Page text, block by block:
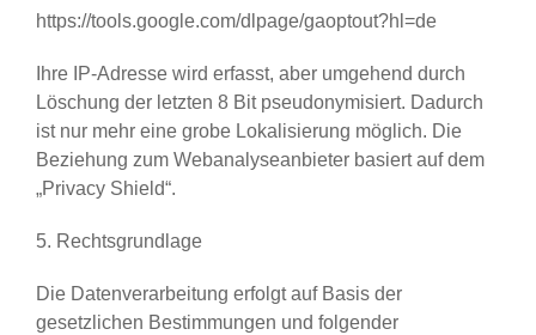
https://tools.google.com/dlpage/gaoptout?hl=de
Ihre IP-Adresse wird erfasst, aber umgehend durch
Löschung der letzten 8 Bit pseudonymisiert. Dadurch
ist nur mehr eine grobe Lokalisierung möglich. Die
Beziehung zum Webanalyseanbieter basiert auf dem
„Privacy Shield“.
5. Rechtsgrundlage
Die Datenverarbeitung erfolgt auf Basis der
gesetzlichen Bestimmungen und folgender